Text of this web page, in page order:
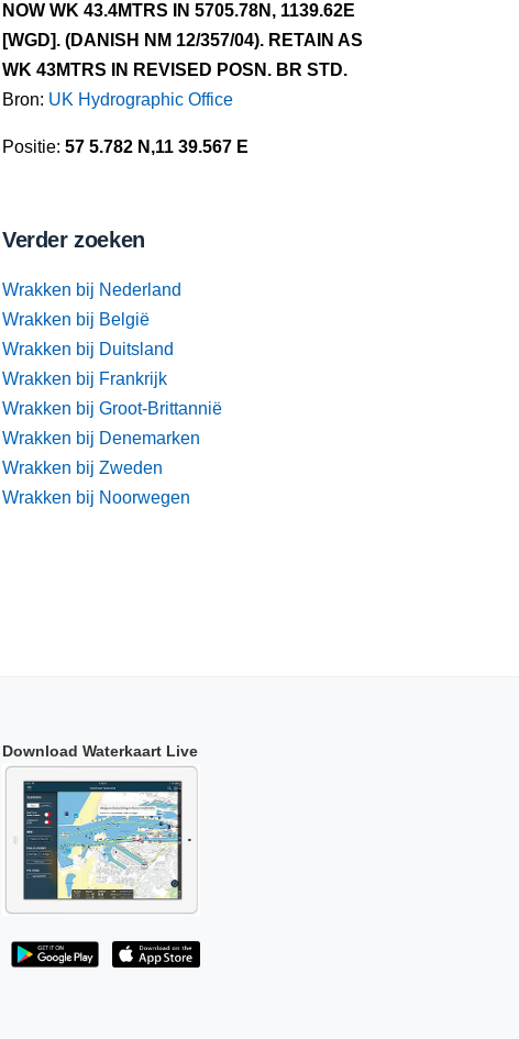
NOW WK 43.4MTRS IN 5705.78N, 1139.62E
[WGD]. (DANISH NM 12/357/04). RETAIN AS
WK 43MTRS IN REVISED POSN. BR STD.
Bron: UK Hydrographic Office
Positie: 57 5.782 N,11 39.567 E
Verder zoeken
Wrakken bij Nederland
Wrakken bij België
Wrakken bij Duitsland
Wrakken bij Frankrijk
Wrakken bij Groot-Brittannië
Wrakken bij Denemarken
Wrakken bij Zweden
Wrakken bij Noorwegen
Download Waterkaart Live